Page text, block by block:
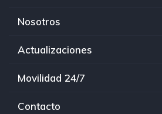
Nosotros
Actualizaciones
Movilidad 24/7
Contacto